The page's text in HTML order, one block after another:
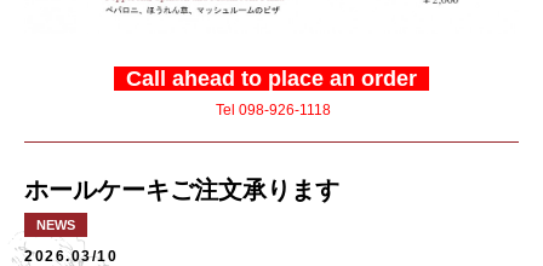
Call ahead to place an order
Tel 098-926-1118
ホールケーキご注文承ります
NEWS
2026.03/10